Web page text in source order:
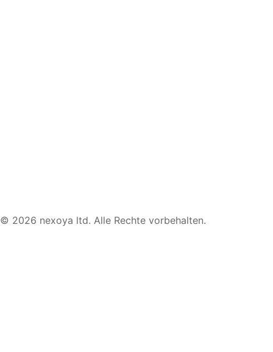
© 2026 nexoya ltd. Alle Rechte vorbehalten.